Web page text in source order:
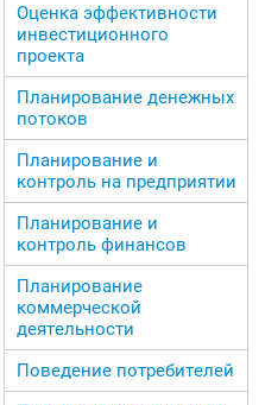
Оценка эффективности
инвестиционного
проекта
Планирование денежных
потоков
Планирование и
контроль на предприятии
Планирование и
контроль финансов
Планирование
коммерческой
деятельности
Поведение потребителей